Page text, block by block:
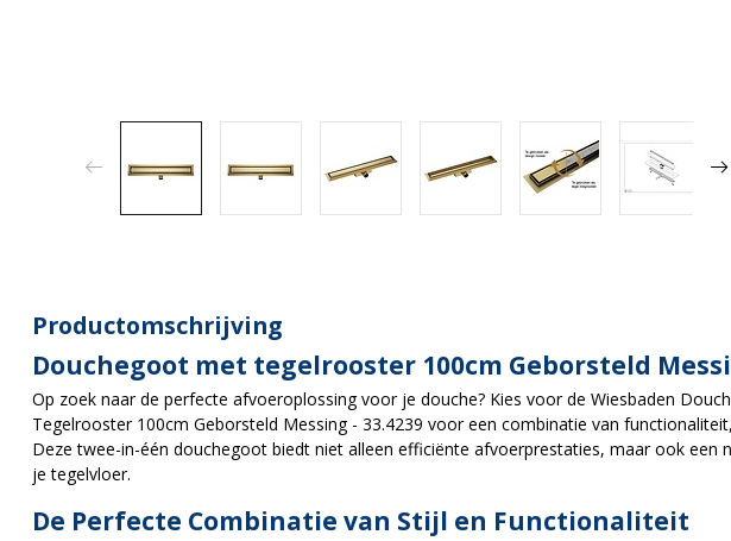
Productomschrijving
Douchegoot met tegelrooster 100cm Geborsteld
Op zoek naar de perfecte afvoeroplossing voor je douche? Kies voor de Wiesbaden
Tegelrooster 100cm Geborsteld Messing - 33.4239 voor een combinatie van
Deze twee-in-één douchegoot biedt niet alleen efficiënte afvoerprestaties, maar ook een
je tegelvloer.
De Perfecte Combinatie van Stijl en Functionaliteit